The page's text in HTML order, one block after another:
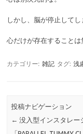
しかし、脳が停止して
心だけが存在することは
カテゴリー: 雑記 タグ: 浅
投稿ナビゲーション
← 没入型インスタレー